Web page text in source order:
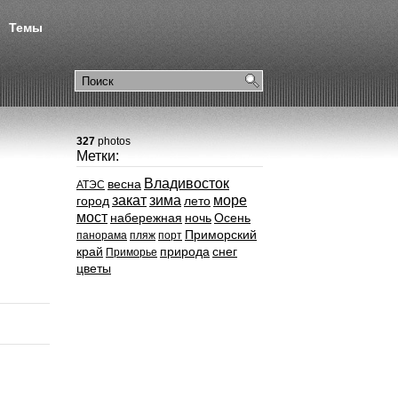
Темы
327 photos
Метки:
АТЭС весна Владивосток
город закатзима лето море
мост набережная ночьОсень
панорама пляж порт Приморский
край Приморье природа снег
цветы